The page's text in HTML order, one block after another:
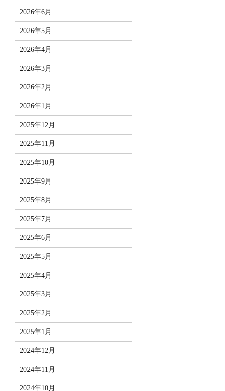
2026年6月
2026年5月
2026年4月
2026年3月
2026年2月
2026年1月
2025年12月
2025年11月
2025年10月
2025年9月
2025年8月
2025年7月
2025年6月
2025年5月
2025年4月
2025年3月
2025年2月
2025年1月
2024年12月
2024年11月
2024年10月